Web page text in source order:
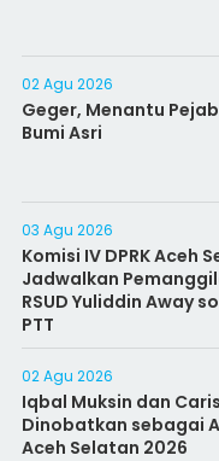
02 Agu 2026
Geger, Menantu
Bumi Asri
03 Agu 2026
Komisi IV DPRK Aceh
Jadwalkan
RSUD Yuliddin Away
PTT
02 Agu 2026
Iqbal Muksin dan
Dinobatkan sebagai
Aceh Selatan 2026